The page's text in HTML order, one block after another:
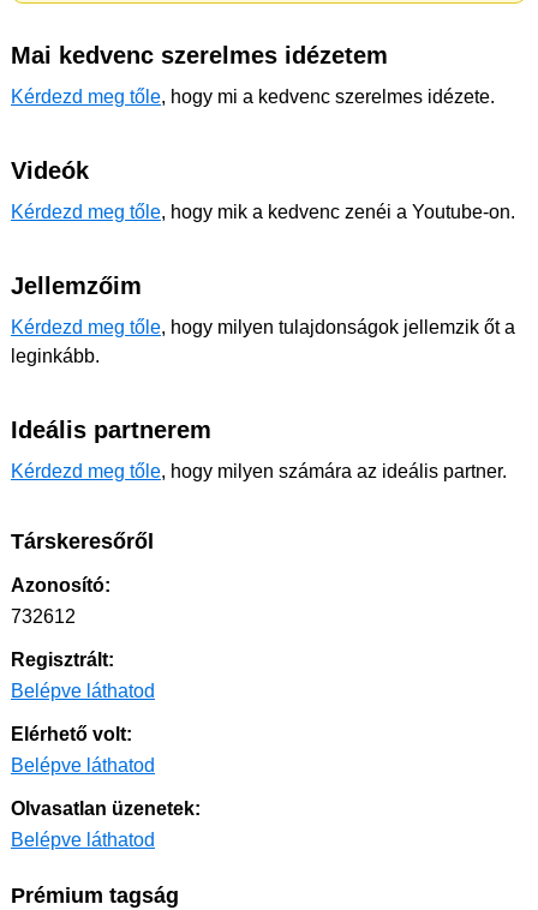
Mai kedvenc szerelmes idézetem
Kérdezd meg tőle, hogy mi a kedvenc szerelmes idézete.
Videók
Kérdezd meg tőle, hogy mik a kedvenc zenéi a Youtube-on.
Jellemzőim
Kérdezd meg tőle, hogy milyen tulajdonságok jellemzik őt a
leginkább.
Ideális partnerem
Kérdezd meg tőle, hogy milyen számára az ideális partner.
Társkeresőről
Azonosító:
732612
Regisztrált:
Belépve láthatod
Elérhető volt:
Belépve láthatod
Olvasatlan üzenetek:
Belépve láthatod
Prémium tagság